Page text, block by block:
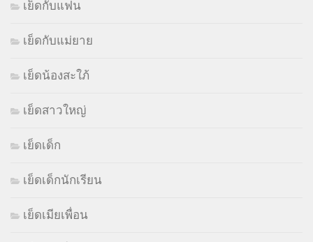
เย็ดกับแฟน
เย็ดกับแม่ยาย
เย็ดน้องสะใภ้
เย็ดสาวใหญ่
เย็ดเด็ก
เย็ดเด็กนักเรียน
เย็ดเมียเพื่อน